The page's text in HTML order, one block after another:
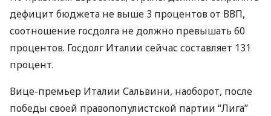
дефицит бюджета не выше 3 процентов от ВВП,
соотношение госдолга не должно превышать 60
процентов. Госдолг Италии сейчас составляет 131
процент.
Вице-премьер Италии Сальвини, наоборот, после
победы своей правопопулистской партии “Лига”